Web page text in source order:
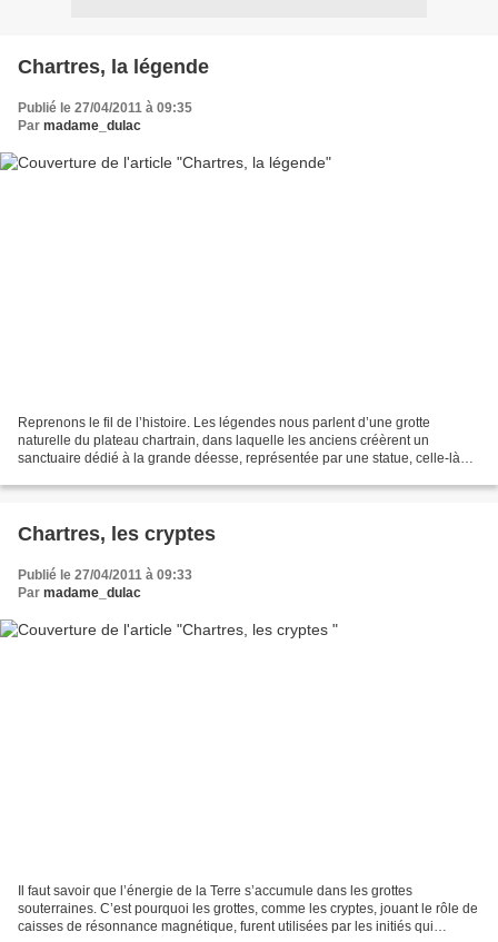
Chartres, la légende
Publié le 27/04/2011 à 09:35
Par madame_dulac
Reprenons le fil de l’histoire. Les légendes nous parlent d’une grotte
naturelle du plateau chartrain, dans laquelle les anciens créèrent un
sanctuaire dédié à la grande déesse, représentée par une statue, celle-là
Chartres, les cryptes
Publié le 27/04/2011 à 09:33
Par madame_dulac
Il faut savoir que l’énergie de la Terre s’accumule dans les grottes
souterraines. C’est pourquoi les grottes, comme les cryptes, jouant le rôle de
caisses de résonnance magnétique, furent utilisées par les initiés qui